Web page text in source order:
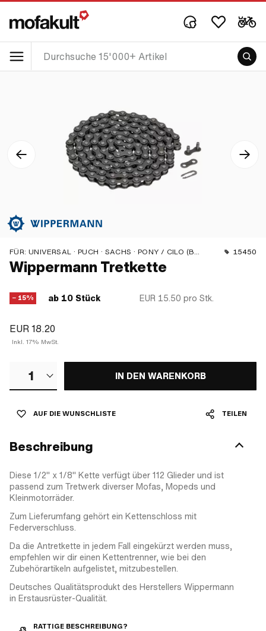
FÜR: UNIVERSAL · PUCH · SACHS · PONY / CILO (BETA 521 & 512) · PIAGGIO · ZÜNDAPP BELMONDO · SOLEX · ALPA CHOPPER / TURBO · CILO 15450
Wippermann Tretkette
− 15% ab 10 Stück EUR 15.50 pro Stk.
EUR 18.20
Inkl. 17% MwSt.
1 IN DEN WARENKORB
AUF DIE WUNSCHLISTE TEILEN
Beschreibung
Diese 1/2" x 1/8" Kette verfügt über 112 Glieder und ist
passend zum Tretwerk diverser Mofas, Mopeds und
Kleinmotorräder.
Zum Lieferumfang gehört ein Kettenschloss mit
Federverschluss.
Da die Antretkette in jedem Fall eingekürzt werden muss,
empfehlen wir dir einen Kettentrenner, wie bei den
Zubehörartikeln aufgelistet, mitzubestellen.
Deutsches Qualitätsprodukt des Herstellers Wippermann
in Erstausrüster-Qualität.
RATTIGE BESCHREIBUNG?